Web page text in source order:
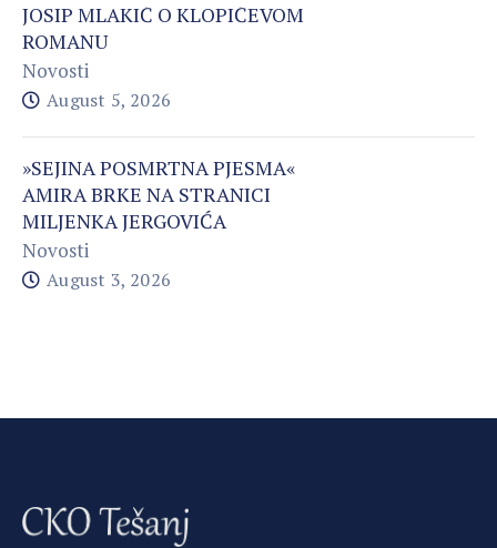
JOSIP MLAKIĆ O KLOPIĆEVOM
ROMANU
Novosti
August 5, 2026
»SEJINA POSMRTNA PJESMA«
AMIRA BRKE NA STRANICI
MILJENKA JERGOVIĆA
Novosti
August 3, 2026